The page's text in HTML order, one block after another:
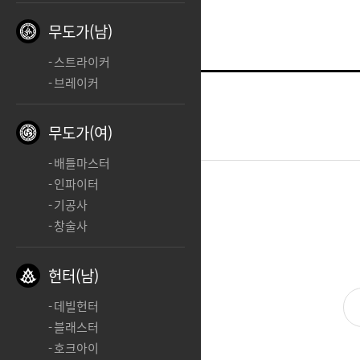
2025.10.17 11:47
무도가(남)
스트라이커
브레이커
무도가(여)
배틀마스터
인파이터
기공사
창술사
헌터(남)
데빌헌터
블래스터
호크아이